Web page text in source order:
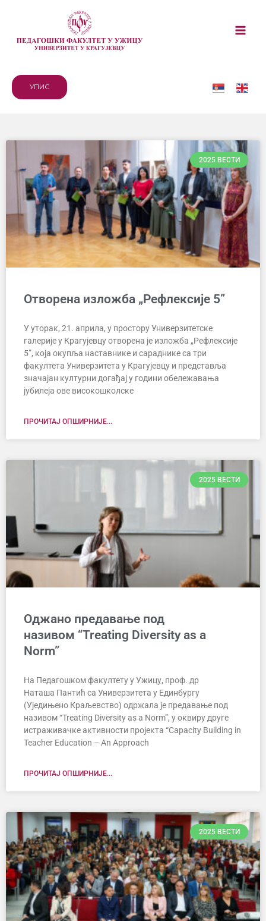
УПИС
2025 ВЕСТИ
Отворена изложба „Рефлексије 5”
У уторак, 21. априла, у простору Универзитетске
галерије у Крагујевцу отворена је изложба „Рефлексије
5”, која окупља наставнике и сараднике са три
факултета Универзитета у Крагујевцу и представља
значајан културни догађај у години обележавања
јубилеја ове високошколске
ПРОЧИТАЈ ОПШИРНИЈЕ...
2025 ВЕСТИ
Оджано предавање под
називом “Treating Diversity as a
Norm”
На Педагошком факултету у Ужицу, проф. др
Наташа Пантић са Универзитета у Единбургу
(Уједињено Краљевство) одржала је предавање под
називом “Treating Diversity as a Norm”, у оквиру друге
истраживачке активности пројекта “Capacity Building in
Teacher Education – An Approach
ПРОЧИТАЈ ОПШИРНИЈЕ...
2025 ВЕСТИ